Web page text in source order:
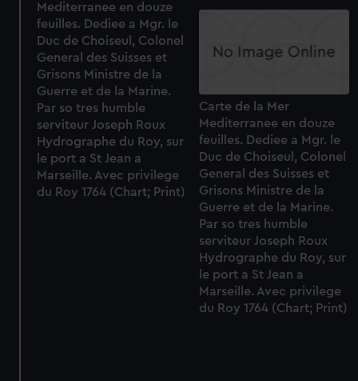
Mediterranee en douze
feuilles. Dediee a Mgr. le
Duc de Choiseul, Colonel
General des Suisses et
Grisons Ministre de la
Guerre et de la Marine.
Par so tres humble
serviteur Joseph Roux
Hydrographe du Roy, sur
le port a St Jean a
Marseille. Avec privilege
du Roy 1764 (Chart; Print)
Carte de la Mer
Mediterranee en douze
feuilles. Dediee a Mgr. le
Duc de Choiseul, Colonel
General des Suisses et
Grisons Ministre de la
Guerre et de la Marine.
Par so tres humble
serviteur Joseph Roux
Hydrographe du Roy, sur
le port a St Jean a
Marseille. Avec privilege
du Roy 1764 (Chart; Print)